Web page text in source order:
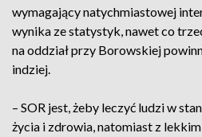
wymagający natychmiastowej
wynika ze statystyk, nawet co
na oddział przy Borowskiej
indziej.
– SOR jest, żeby leczyć ludzi w
życia i zdrowia, natomiast z